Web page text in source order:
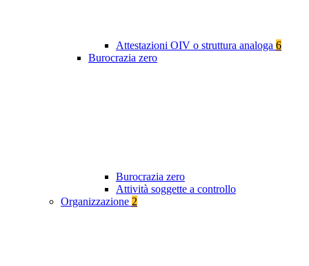
Attestazioni OIV o struttura analoga 6
Burocrazia zero
Burocrazia zero
Attività soggette a controllo
Organizzazione 2